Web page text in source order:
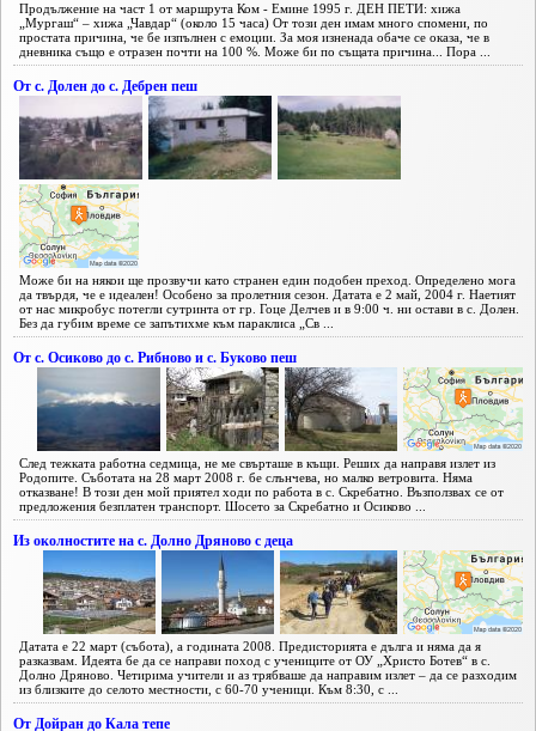
Продължение на част 1 от маршрута Ком - Емине 1995 г. ДЕН ПЕТИ: хижа
„Мургаш“ – хижа „Чавдар“ (около 15 часа) От този ден имам много спомени, по
простата причина, че бе изпълнен с емоции. За моя изненада обаче се оказа, че в
дневника също е отразен почти на 100 %. Може би по същата причина... Пора ...
От с. Долен до с. Дебрен пеш
Може би на някои ще прозвучи като странен един подобен преход. Определено мога
да твърдя, че е идеален! Особено за пролетния сезон. Датата е 2 май, 2004 г. Наетият
от нас микробус потегли сутринта от гр. Гоце Делчев и в 9:00 ч. ни остави в с. Долен.
Без да губим време се запътихме към параклиса „Св ...
От с. Осиково до с. Рибново и с. Буково пеш
След тежката работна седмица, не ме свърташе в къщи. Реших да направя излет из
Родопите. Съботата на 28 март 2008 г. бе слънчева, но малко ветровита. Няма
отказване! В този ден мой приятел ходи по работа в с. Скребатно. Възползвах се от
предложения безплатен транспорт. Шосето за Скребатно и Осиково ...
Из околностите на с. Долно Дряново с деца
Датата е 22 март (събота), а годината 2008. Предисторията е дълга и няма да я
разказвам. Идеята бе да се направи поход с учениците от ОУ „Христо Ботев“ в с.
Долно Дряново. Четирима учители и аз трябваше да направим излет – да се разходим
из близките до селото местности, с 60-70 ученици. Към 8:30, с ...
От Дойран до Кала тепе